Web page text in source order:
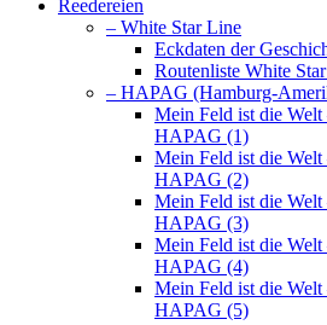
Reedereien
– White Star Line
Eckdaten der
Routenliste White
– HAPAG (Hamburg-
Mein Feld ist die Welt
HAPAG (1)
Mein Feld ist die Welt
HAPAG (2)
Mein Feld ist die Welt
HAPAG (3)
Mein Feld ist die Welt
HAPAG (4)
Mein Feld ist die Welt
HAPAG (5)